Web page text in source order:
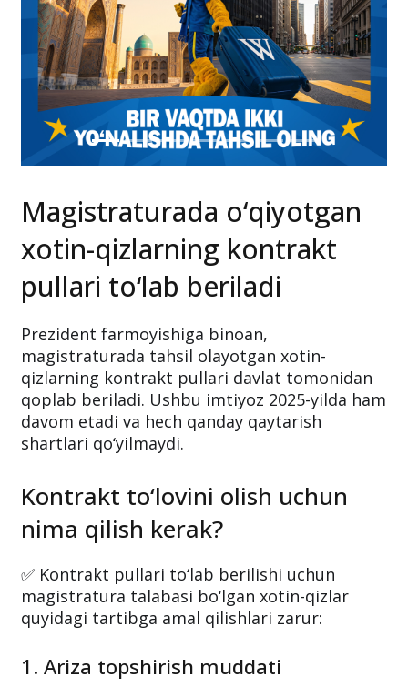
Magistraturada o‘qiyotgan
xotin-qizlarning kontrakt
pullari to‘lab beriladi
Prezident farmoyishiga binoan,
magistraturada tahsil olayotgan xotin-
qizlarning kontrakt pullari davlat tomonidan
qoplab beriladi. Ushbu imtiyoz 2025-yilda ham
davom etadi va hech qanday qaytarish
shartlari qo‘yilmaydi.
Kontrakt to‘lovini olish uchun
nima qilish kerak?
✅ Kontrakt pullari to‘lab berilishi uchun
magistratura talabasi bo‘lgan xotin-qizlar
quyidagi tartibga amal qilishlari zarur:
1. Ariza topshirish muddati